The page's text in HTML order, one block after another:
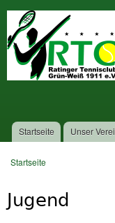
Hauptmenü
Startseite Unser
Startseite
Jugend